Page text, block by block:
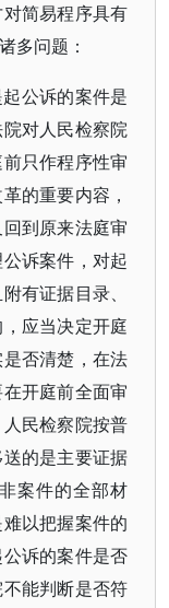
简易程序具有
多问题：
公诉的案件是
对人民检察院
只作程序性审
的重要内容，
到原来法庭审
诉案件，对起
有证据目录、
应当决定开庭
否清楚，在法
开庭前全面审
民检察院按普
的是主要证据
案件的全部材
以把握案件的
诉的案件是否
能判断是否符